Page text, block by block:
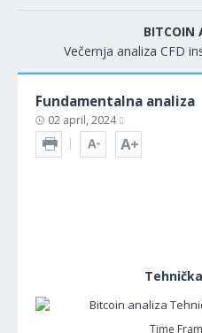
BITCOIN
Večernja analiza CFD
Fundamentalna analiza
02 april, 2024
Time